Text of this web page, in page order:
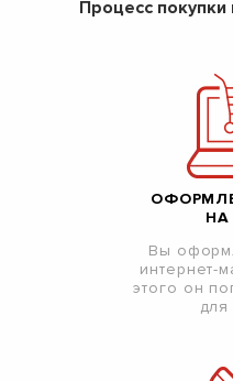
Процесс покупки
НА
Вы
интернет-
этого он
для